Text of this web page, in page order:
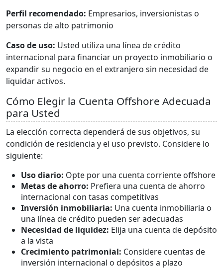
Perfil recomendado: Empresarios, inversionistas o
personas de alto patrimonio
Caso de uso: Usted utiliza una línea de crédito
internacional para financiar un proyecto inmobiliario o
expandir su negocio en el extranjero sin necesidad de
liquidar activos.
Cómo Elegir la Cuenta Offshore Adecuada
para Usted
La elección correcta dependerá de sus objetivos, su
condición de residencia y el uso previsto. Considere lo
siguiente:
Uso diario: Opte por una cuenta corriente offshore
Metas de ahorro: Prefiera una cuenta de ahorro
internacional con tasas competitivas
Inversión inmobiliaria: Una cuenta inmobiliaria o
una línea de crédito pueden ser adecuadas
Necesidad de liquidez: Elija una cuenta de depósito
a la vista
Crecimiento patrimonial: Considere cuentas de
inversión internacional o depósitos a plazo